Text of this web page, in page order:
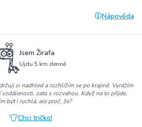
Nápověda
Jsem Žirafa
Ujdu 5 km denně
si nadhled a rozhlížím se po krajině. Vyrážím
vzdálenosti, zato s rozvahou. Když na to přijde,
být i rychlá, ale proč, že?
Chci tričko!